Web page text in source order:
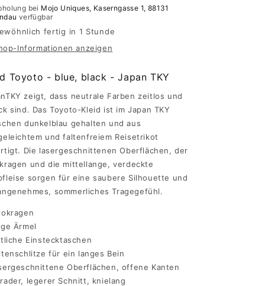
bei Mojo Uniques, Kaserngasse 1, 88131
verfügbar
fertig in 1 Stunde
Informationen anzeigen
Toyoto - blue, black - Japan TKY
zeigt, dass neutrale Farben zeitlos und
sind. Das Toyoto-Kleid ist im Japan TKY
dunkelblau gehalten und aus
und faltenfreiem Reisetrikot
Die lasergeschnittenen Oberflächen, der
und die mittellange, verdeckte
sorgen für eine saubere Silhouette und
sommerliches Tragegefühl.
Ärmel
Einstecktaschen
für ein langes Bein
Oberflächen, offene Kanten
legerer Schnitt, knielang